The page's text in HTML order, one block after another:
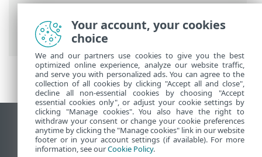
ESET Online pomocník>ESET Safe Server
Najčastejšie otázky> Ako obnoviť
prístup k rozšíreným nastaveniam
Zobraziť stránku ako na počítači
End of Life
Your account, your cookies
choice
We and our partners use cookies to give you the best
optimized online experience, analyze our website traffic,
and serve you with personalized ads. You can agree to the
collection of all cookies by clicking "Accept all and close",
decline all non-essential cookies by choosing "Accept
essential cookies only", or adjust your cookie settings by
clicking "Manage cookies". You also have the right to
withdraw your consent or change your cookie preferences
anytime by clicking the "Manage cookies" link in our website
footer or in your account settings (if available). For more
information, see ourCookie Policy.